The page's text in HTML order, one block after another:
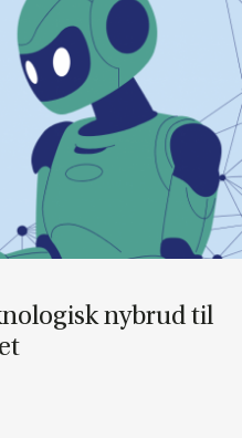
ny­brud til
Fra tek­no­lo­gisk ny­brud til